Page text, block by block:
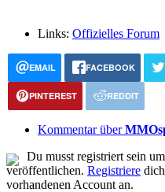
Links: Offizielles Forum
EMAIL FACEBOOK
PINTEREST REDDIT
Kommentar über
Du musst registriert sein
veröffentlichen. Registriere
vorhandenen Account an.